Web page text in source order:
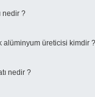
nedir ?
alüminyum üreticisi kimdir ?
nedir ?